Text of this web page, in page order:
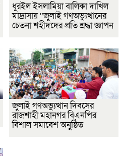
ধুরইল ইসলামিয়া বালিকা দাখিল
মাদ্রাসায় “জুলাই গণঅভ্যুত্থানের
চেতনা শহীদদের প্রতি শ্রদ্ধা জ্ঞাপন
জুলাই গণঅভ্যুত্থান দিবসের
রাজশাহী মহানগর বিএনপির
বিশাল সমাবেশ অনুষ্ঠিত